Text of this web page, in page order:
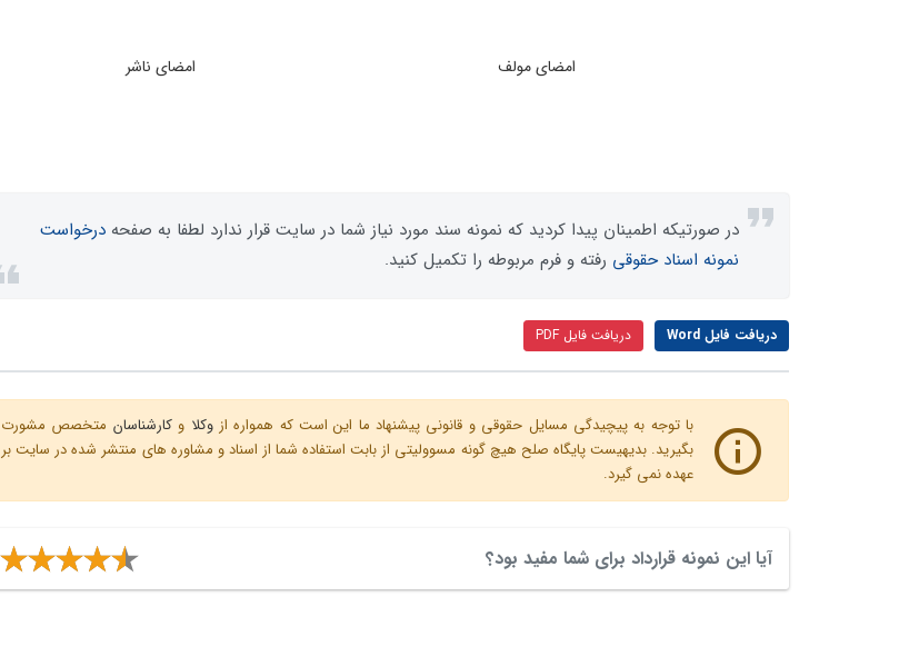
امضای مولف امضای ناشر
در صورتیکه اطمینان پیدا کردید که نمونه سند مورد نیاز شما در سایت قرار ندارد لطفا به صفحه درخواست
نمونه اسناد حقوقی رفته و فرم مربوطه را تکمیل کنید.
دریافت فایل Word دریافت فایل PDF
با توجه به پیچیدگی مسایل حقوقی و قانونی پیشنهاد ما این است که همواره ازوکلا وکارشناسان متخصص مشورت
بگیرید. بدیهیست پایگاه صلح هیچ گونه مسوولیتی از بابت استفاده شما از اسناد و مشاوره های منتشر شده در سایت بر
عهده نمی گیرد.
آیا این نمونه قرارداد برای شما مفید بود؟